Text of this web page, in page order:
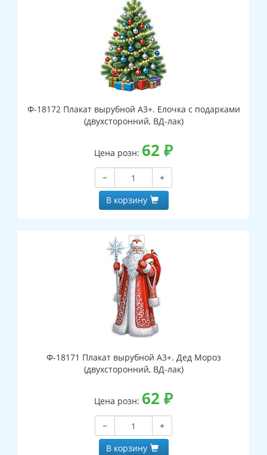
Ф-18172 Плакат вырубной А3+. Елочка с подарками
(двухсторонний, ВД-лак)
Цена розн: 62 ₽
−
+
В корзину
Ф-18171 Плакат вырубной А3+. Дед Мороз
(двухсторонний, ВД-лак)
Цена розн: 62 ₽
−
+
В корзину